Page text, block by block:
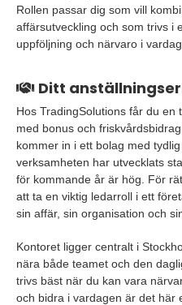
Rollen passar dig som vill
affärsutveckling och som trivs i
uppföljning och närvaro i
Ditt
Hos TradingSolutions får du en
med bonus och
kommer in i ett bolag med
verksamheten har utvecklats
för kommande år är hög. För
att ta en viktig ledarroll i ett
sin affär, sin organisation och
Kontoret ligger centralt i
nära både teamet och den
trivs bäst när du kan vara
och bidra i vardagen är det här